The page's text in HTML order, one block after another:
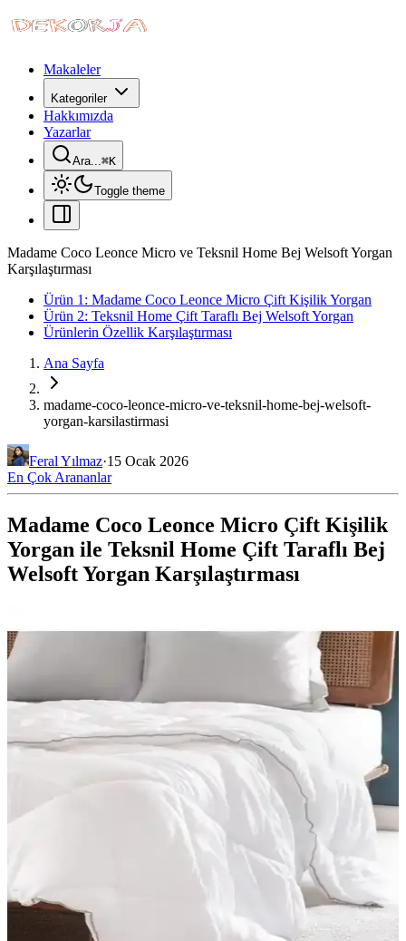
Makaleler
Kategoriler
Hakkımızda
Yazarlar
Ara...⌘K
Toggle theme
Madame Coco Leonce Micro ve Teksnil Home Bej Welsoft Yorgan
Karşılaştırması
Ürün 1: Madame Coco Leonce Micro Çift Kişilik Yorgan
Ürün 2: Teksnil Home Çift Taraflı Bej Welsoft Yorgan
Ürünlerin Özellik Karşılaştırması
Ana Sayfa
madame-coco-leonce-micro-ve-teksnil-home-bej-welsoft-
yorgan-karsilastirmasi
Feral Yılmaz·15 Ocak 2026
En Çok Arananlar
Madame Coco Leonce Micro Çift Kişilik
Yorgan ile Teksnil Home Çift Taraflı Bej
Welsoft Yorgan Karşılaştırması